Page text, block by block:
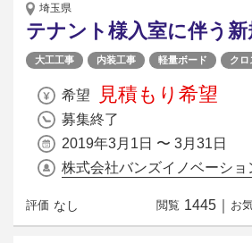
埼玉県
テナント様入室に伴う新
大工工事 内装工事 軽量ボード クロ
希望 見積もり希望
募集終了
2019年3月1日 〜 3月31日
株式会社バンズイノベーショ
評価 なし 閲覧 1445 お